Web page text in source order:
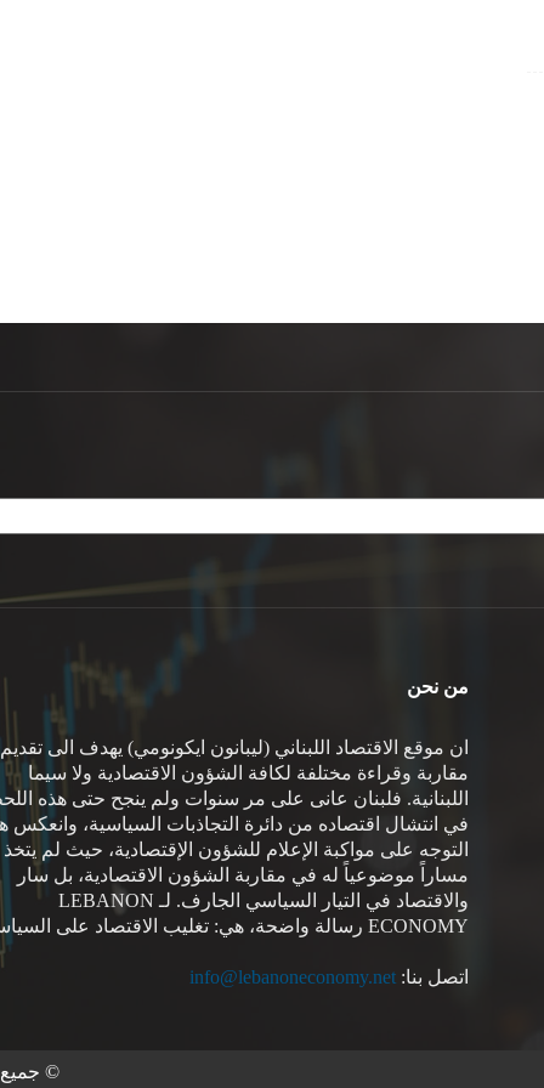
من نحن
ان موقع الاقتصاد اللبناني (ليبانون ايكونومي) يهدف الى تقديم
مقاربة وقراءة مختلفة لكافة الشؤون الاقتصادية ولا سيما
اللبنانية. فلبنان عانى على مر سنوات ولم ينجح حتى هذه
في انتشال اقتصاده من دائرة التجاذبات السياسية، وانعكس
التوجه على مواكبة الإعلام للشؤون الإقتصادية، حيث لم يتخذ
مساراً موضوعياً له في مقاربة الشؤون الاقتصادية، بل سار
والاقتصاد في التيار السياسي الجارف. لـ LEBANON
ECONOMY رسالة واضحة، هي: تغليب الاقتصاد على السياسة.
اتصل بنا: info@lebanoneconomy.net
© جميع